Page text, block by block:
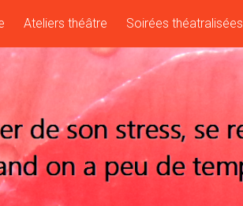
Ateliers théâtre Soirées théatralisées